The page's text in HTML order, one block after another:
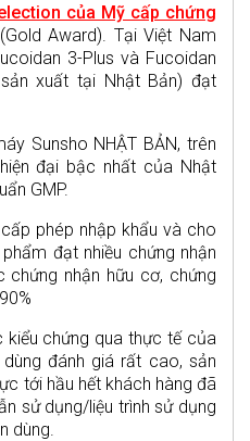
của Mỹ cấp chứng
(Gold Award). Tại Việt Nam
3-Plus và Fucoidan
xuất tại Nhật Bản) đạt
Sunsho NHẬT BẢN, trên
đại bậc nhất của Nhật
GMP.
phép nhập khẩu và cho
đạt nhiều chứng nhận
nhận hữu cơ, chứng
chứng qua thực tế của
đánh giá rất cao, sản
tới hầu hết khách hàng đã
sử dụng/liệu trình sử dụng
dùng.